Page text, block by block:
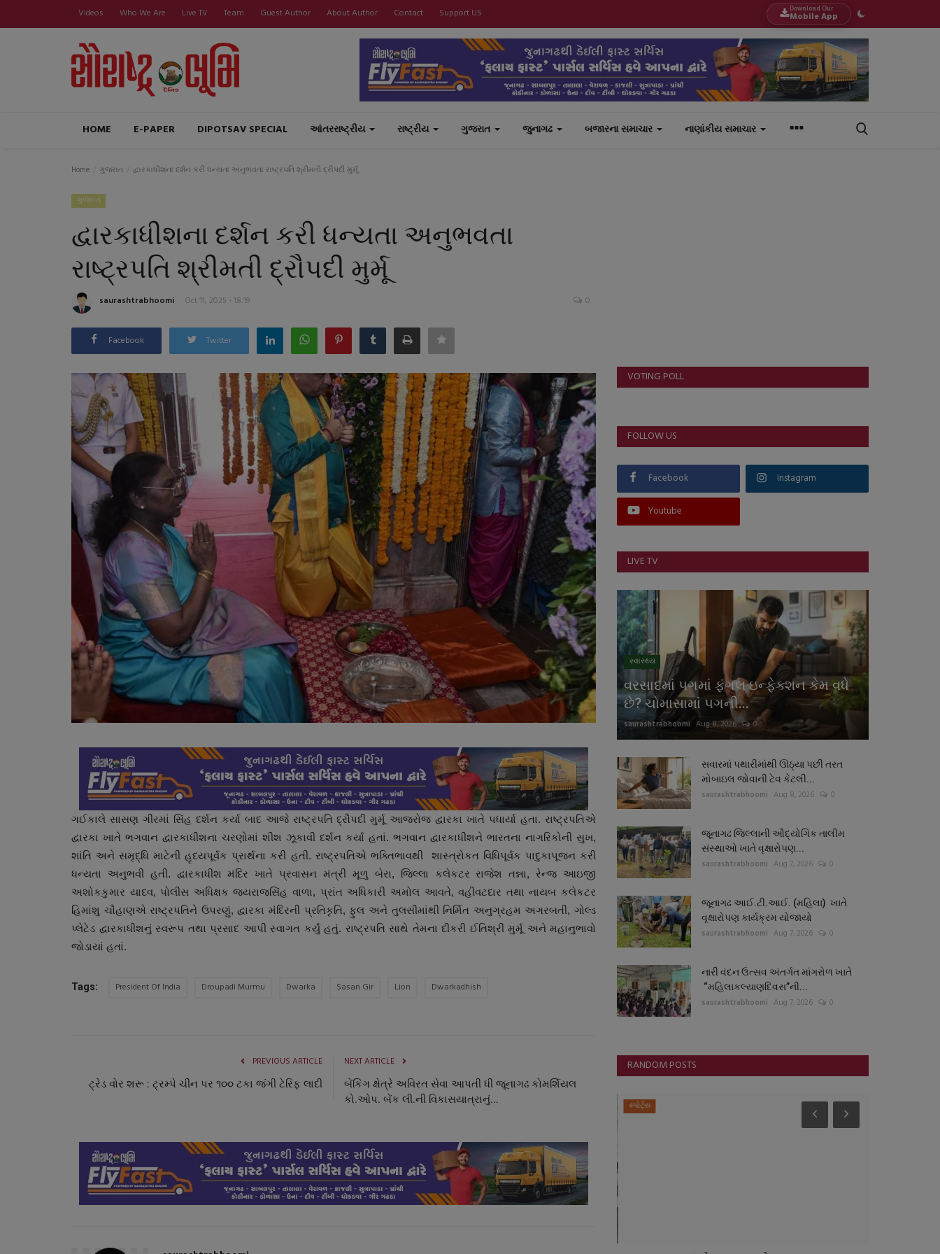
Videos Who We Are Live TV Team Guest Author About Author Contact Support US Download Our
Mobile App
HOME E-PAPER DIPOTSAV SPECIAL આંતરરાષ્ટ્રીય રાષ્ટ્રીય ગુજરાત જુનાગઢ બજારના સમાચાર નાણાંકીય સમાચાર
Home ગુજરાત દ્વારકાધીશના દર્શન કરી ધન્યતા અનુભવતા રાષ્ટ્રપતિ શ્રીમતી દ્રૌપદી મુર્મૂ
ગુજરાત
દ્વારકાધીશના દર્શન કરી ધન્યતા અનુભવતા
રાષ્ટ્રપતિ શ્રીમતી દ્રૌપદી મુર્મૂ
saurashtrabhoomi Oct 11, 2025 - 18:19 0
Facebook Twitter
ગઈકાલે સાસણ ગીરમાં સિંહ દર્શન કર્યા બાદ આજે રાષ્ટ્રપતિ દ્રૌપદી મુર્મૂ આજરોજ દ્વારકા ખાતે પધાર્યા હતા. રાષ્ટ્રપતિએ
દ્વારકા ખાતે ભગવાન દ્વારકાધીશના ચરણોમાં શીશ ઝૂકાવી દર્શન કર્યા હતાં. ભગવાન દ્વારકાધીશને ભારતના નાગરિકોની સુખ,
શાંતિ અને સમૃદ્ધિ માટેની હૃદયપૂર્વક પ્રાર્થના કરી હતી. રાષ્ટ્રપતિએ ભક્તિભાવથી શાસ્ત્રોકત વિધિપૂર્વક પાદુકાપૂજન કરી
ધન્યતા અનુભવી હતી. દ્વારકાધીશ મંદિર ખાતે પ્રવાસન મંત્રી મૂળુ બેરા, જિલ્લા કલેકટર રાજેશ તન્ના, રેન્જ આઇજી
અશોકકુમાર યાદવ, પોલીસ અધિક્ષક જયરાજસિંહ વાળા, પ્રાંત અધિકારી અમોલ આવતે, વહીવટદાર તથા નાયબ કલેકટર
હિમાંશુ ચૌહાણએ રાષ્ટ્રપતિને ઉપરણું, દ્વારકા મંદિરની પ્રતિકૃતિ, ફુલ અને તુલસીમાંથી નિર્મિત અનુગ્રહમ અગરબતી, ગોલ્ડ
પ્લેટેડ દ્વારકાધીશનું સ્વરૂપ તથા પ્રસાદ આપી સ્વાગત કર્યું હતું. રાષ્ટ્રપતિ સાથે તેમના દીકરી ઈતિશ્રી મુર્મૂ અને મહાનુભાવો
જોડાયાં હતાં.
Tags: President Of India Droupadi Murmu Dwarka Sasan Gir Lion Dwarkadhish
PREVIOUS ARTICLE
ટ્રેડ વોર શરૂ : ટ્રમ્પે ચીન પર ૧૦૦ ટકા જંગી ટેરિફ લાદી
NEXT ARTICLE
બેંકિંગ ક્ષેત્રે અવિરત સેવા આપતી ધી જૂનાગઢ કોમર્શિયલ
કો.ઓપ. બેંક લી.ની વિકાસયાત્રાનું...
VOTING POLL
FOLLOW US
Facebook Instagram
Youtube
LIVE TV
સ્વાસ્થ્ય
વરસાદમાં પગમાં ફંગલ ઇન્ફેક્શન કેમ વધે
છે? ચોમાસામાં પગની...
saurashtrabhoomi Aug 8, 2026 0
સવારમાં પથારીમાંથી ઊઠ્યા પછી તરત
મોબાઇલ જોવાની ટેવ કેટલી...
saurashtrabhoomi Aug 8, 2026 0
જૂનાગઢ જિલ્લાની ઔદ્યોગિક તાલીમ
સંસ્થાઓ ખાતે વૃક્ષારોપણ...
saurashtrabhoomi Aug 7, 2026 0
જૂનાગઢ આઈ.ટી.આઈ. (મહિલા) ખાતે
વૃક્ષારોપણ કાર્યક્રમ યોજાયો
saurashtrabhoomi Aug 7, 2026 0
નારી વંદન ઉત્સવ અંતર્ગત માંગરોળ ખાતે
“મહિલાકલ્યાણદિવસ”ની...
saurashtrabhoomi Aug 7, 2026 0
RANDOM POSTS
સ્થાનિક સમાચાર સ્પોર્ટ્સ